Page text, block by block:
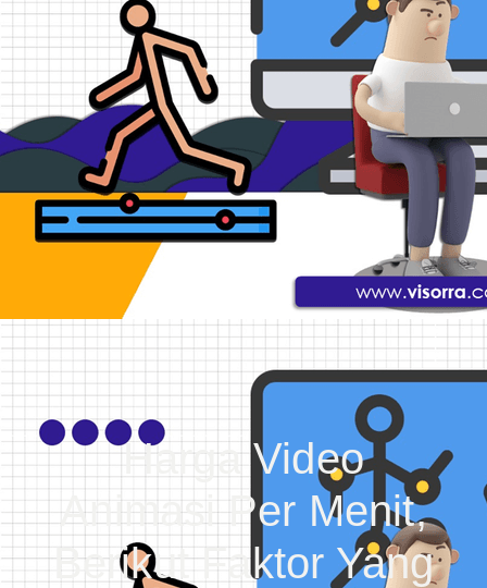
Harga Video
Animasi Per Menit,
Berikut Faktor Yang